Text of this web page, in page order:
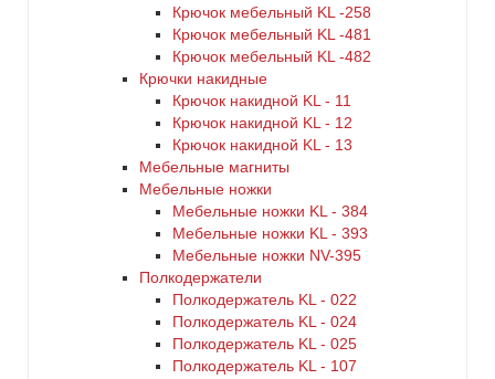
Крючок мебельный KL -258
Крючок мебельный KL -481
Крючок мебельный KL -482
Крючки накидные
Крючок накидной KL - 11
Крючок накидной KL - 12
Крючок накидной KL - 13
Мебельные магниты
Мебельные ножки
Мебельные ножки KL - 384
Мебельные ножки KL - 393
Мебельные ножки NV-395
Полкодержатели
Полкодержатель KL - 022
Полкодержатель KL - 024
Полкодержатель KL - 025
Полкодержатель KL - 107